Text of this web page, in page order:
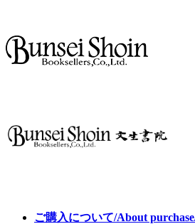
ご購入について/About